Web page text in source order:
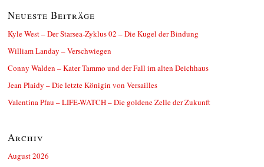
Neueste Beiträge
Kyle West – Der Starsea-Zyklus 02 – Die Kugel der Bindung
William Landay – Verschwiegen
Conny Walden – Kater Tammo und der Fall im alten Deichhaus
Jean Plaidy – Die letzte Königin von Versailles
Valentina Pfau – LIFE-WATCH – Die goldene Zelle der Zukunft
Archiv
August 2026